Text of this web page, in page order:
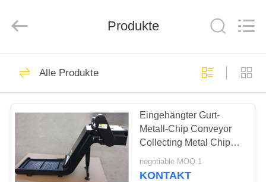
HAUS
PRODUKTE
UNS
Präzisions-
Oberflächenplatte
Produkte
Alle Produkte
Eingehängter Gurt-
Metall-Chip Conveyor
Collecting Metal Chips
CNC Chip Conveyor
negotiable MOQ:1
KONTAKT